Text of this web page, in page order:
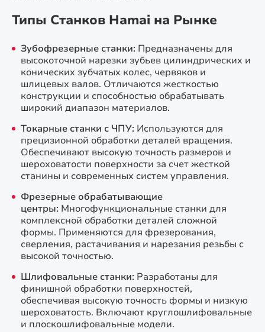
Типы Станков Hamai на Рынке
Зубофрезерные станки: Предназначены для
высокоточной нарезки зубьев цилиндрических и
конических зубчатых колес, червяков и
шлицевых валов. Отличаются жесткостью
конструкции и способностью обрабатывать
широкий диапазон материалов.
Токарные станки с ЧПУ: Используются для
прецизионной обработки деталей вращения.
Обеспечивают высокую точность размеров и
шероховатости поверхности за счет жесткой
станины и современных систем управления.
Фрезерные обрабатывающие
центры: Многофункциональные станки для
комплексной обработки деталей сложной
формы. Применяются для фрезерования,
сверления, растачивания и нарезания резьбы с
высокой точностью.
Шлифовальные станки: Разработаны для
финишной обработки поверхностей,
обеспечивая высокую точность формы и низкую
шероховатость. Включают круглошлифовальные
и плоскошлифовальные модели.